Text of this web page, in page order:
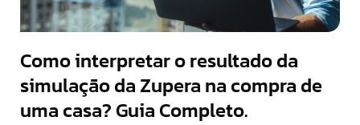
Como interpretar o resultado da
simulação da Zupera na compra de
uma casa? Guia Completo.